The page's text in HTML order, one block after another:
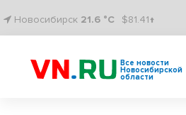
Новосибирск 21.6 °C $81.41↑
Все новости
Новосибирской
области